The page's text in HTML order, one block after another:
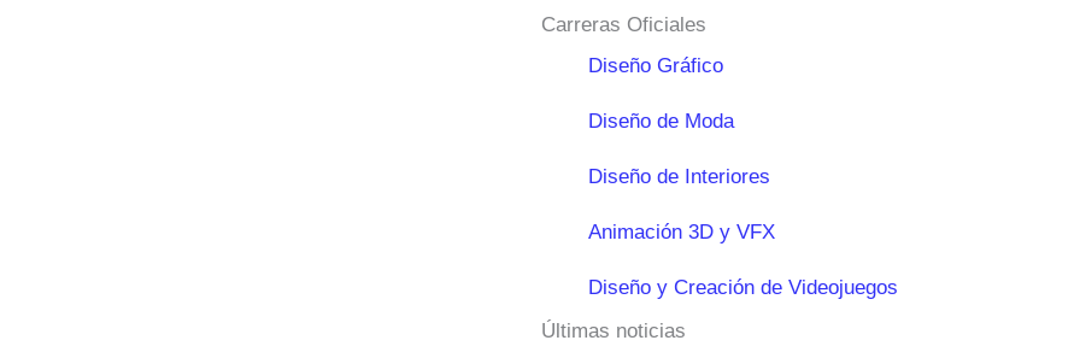
Carreras Oficiales
Diseño Gráfico
Diseño de Moda
Diseño de Interiores
Animación 3D y VFX
Diseño y Creación de Videojuegos
Últimas noticias